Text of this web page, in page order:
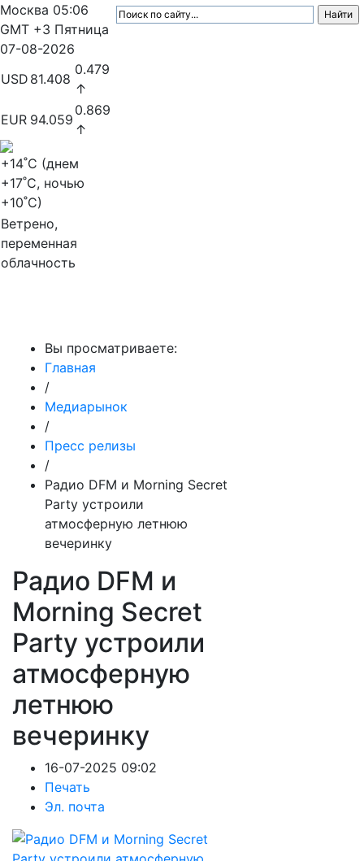
Москва 05:06
GMT +3 Пятница
07-08-2026
USD 81.408
0.479
↑
EUR 94.059
0.869
↑
+14˚C (днем
+17˚C, ночью
+10˚C)
Ветрено,
переменная
облачность
Вы просматриваете:
Главная
/
Медиарынок
/
Пресс релизы
/
Радио DFM и Morning Secret
Party устроили
атмосферную летнюю
вечеринку
Радио DFM и
Morning Secret
Party устроили
атмосферную
летнюю
вечеринку
16-07-2025 09:02
Печать
Эл. почта